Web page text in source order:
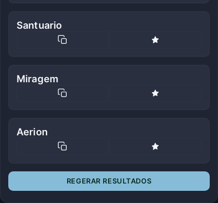
Santuario
Miragem
Aerion
REGERAR RESULTADOS